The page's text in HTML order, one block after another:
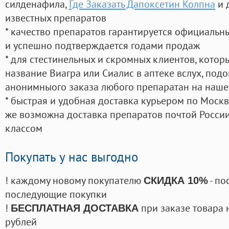
силденафила, Где Заказать Дапоксетин Колпна и
известных препаратов
* качество препаратов гарантируется
и успешно подтверждается годами продаж
* для стестинельных и скромных клиентов,
название Виагра или Сиалис в аптеке вслух,
анонимныого заказа любого препаратан на
* быстрая и удобная доставка курьером по
же возможна доставка препаратов почтой
классом
Покупать у нас выгодно
! каждому новому покупателю СКИДКА 10%-
последующие покупки
! БЕСПЛАТНАЯ ДОСТАВКА при заказе
рублей